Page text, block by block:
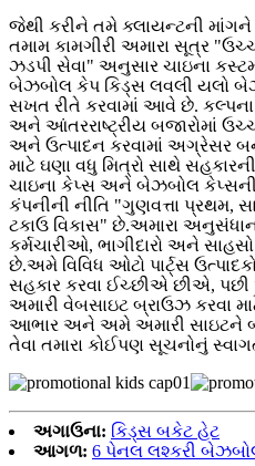
જેથી કરીને તમે ક્લાયન્ટની માંગને
તમામ કામગીરી અમારા સૂત્ર
ઝડપી સેવા" અનુસાર ચાઇના
બેઝબોલ કેપ કિડ્સ લવલી યલો
સખત રીતે કરવામાં આવે છે.
અને આંતરરાષ્ટ્રીય બજારોમાં ઉચ્ચ
અને ઉત્પાદન કરવામાં અગ્રેસર
માટે ઘણા વધુ મિત્રો સાથે
ચાઇના કેપ્સ અને બેઝબોલ કેપ્સની
કંપનીની નીતિ "ગુણવત્તા પ્રથમ,
ટકાઉ વિકાસ" છે.અમારા
કર્મચારીઓ, ભાગીદારો અને
છે.અમે વિવિધ ઓટો પાર્ટ્સ
સહકાર કરવા ઈચ્છીએ છીએ,
અમારી વેબસાઇટ બ્રાઉઝ કરવા
આભાર અને અમે અમારી સાઇટને
તેવા તમારા કોઈપણ સૂચનોનું
અગાઉના: કિડ્સ બકેટ હેટ
આગળ: 6 પેનલ લશ્કરી